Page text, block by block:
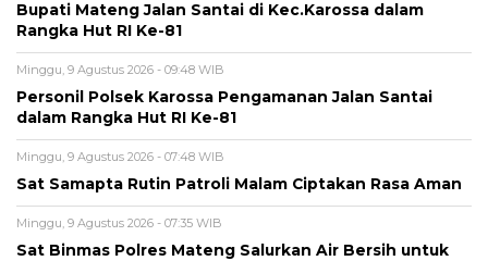
Bupati Mateng Jalan Santai di Kec.Karossa dalam
Rangka Hut RI Ke-81
Minggu, 9 Agustus 2026 - 09:48 WIB
Personil Polsek Karossa Pengamanan Jalan Santai
dalam Rangka Hut RI Ke-81
Minggu, 9 Agustus 2026 - 07:48 WIB
Sat Samapta Rutin Patroli Malam Ciptakan Rasa Aman
Minggu, 9 Agustus 2026 - 07:35 WIB
Sat Binmas Polres Mateng Salurkan Air Bersih untuk